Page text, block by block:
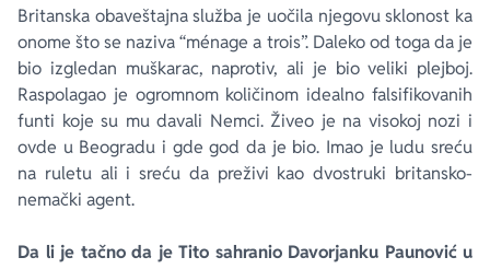
Britanska obaveštajna služba je uočila njegovu sklonost ka
onome što se naziva “ménage a trois”. Daleko od toga da je
bio izgledan muškarac, naprotiv, ali je bio veliki plejboj.
Raspolagao je ogromnom količinom idealno falsifikovanih
funti koje su mu davali Nemci. Živeo je na visokoj nozi i
ovde u Beogradu i gde god da je bio. Imao je ludu sreću
na ruletu ali i sreću da preživi kao dvostruki britansko-
nemački agent.
Da li je tačno da je Tito sahranio Davorjanku Paunović u